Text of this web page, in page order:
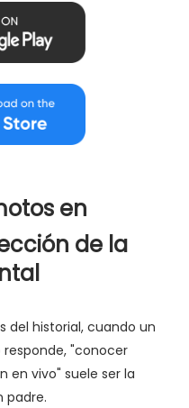
en
de la
del historial, cuando un
"conocer
en vivo" suele ser la
padre.